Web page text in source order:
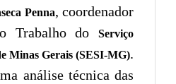
Penna, coordenador
Trabalho do
Serviço
Minas Gerais (SESI-MG).
análise técnica das